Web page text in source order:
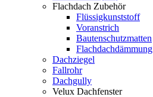
Flachdach Zubehör
Flüssigkunststoff
Voranstrich
Bautenschutzmatten
Flachdachdämmung
Dachziegel
Fallrohr
Dachgully
Velux Dachfenster